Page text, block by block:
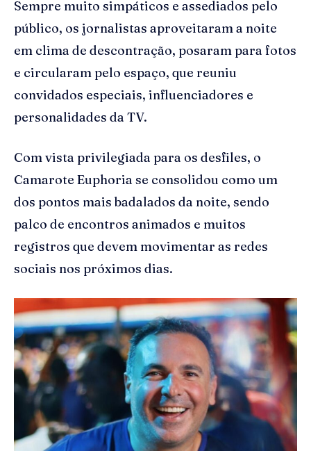
Sempre muito simpáticos e assediados pelo
público, os jornalistas aproveitaram a noite
em clima de descontração, posaram para fotos
e circularam pelo espaço, que reuniu
convidados especiais, influenciadores e
personalidades da TV.
Com vista privilegiada para os desfiles, o
Camarote Euphoria se consolidou como um
dos pontos mais badalados da noite, sendo
palco de encontros animados e muitos
registros que devem movimentar as redes
sociais nos próximos dias.